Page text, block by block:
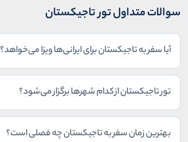
سوالات متداول تور تاجیکستان
آیا سفر به تاجیکستان برای ایرانی‌ها ویزا می‌خواهد؟
تور تاجیکستان از کدام شهرها برگزار می‌شود؟
بهترین زمان سفر به تاجیکستان چه فصلی است؟